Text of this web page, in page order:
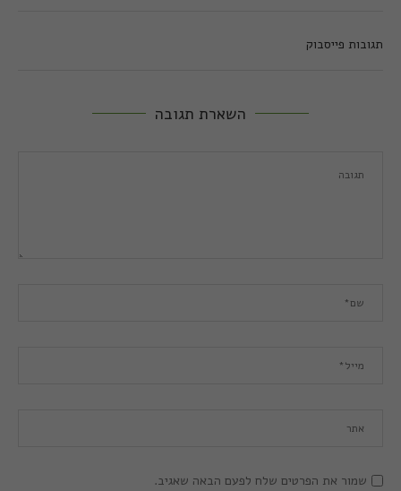
תגובות פייסבוק
השארת תגובה
שמור את הפרטים שלח לפעם הבאה שאגיב.